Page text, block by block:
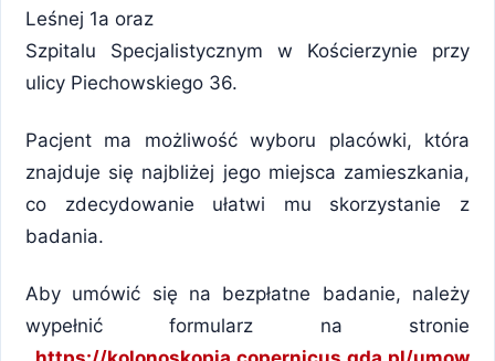
Leśnej 1a oraz
Szpitalu Specjalistycznym w Kościerzynie przy
ulicy Piechowskiego 36.
Pacjent ma możliwość wyboru placówki, która
znajduje się najbliżej jego miejsca zamieszkania,
co zdecydowanie ułatwi mu skorzystanie z
badania.
Aby umówić się na bezpłatne badanie, należy
wypełnić formularz na stronie